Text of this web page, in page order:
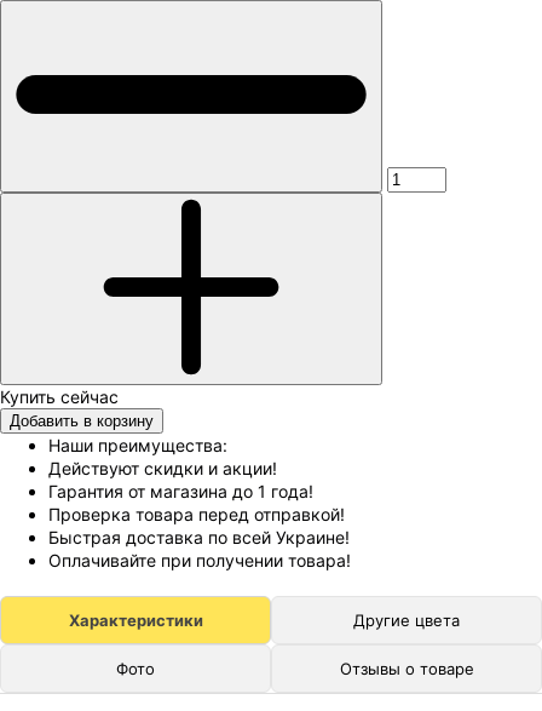
Добавить в корзину
Наши преимущества:
Действуют скидки и акции!
Гарантия от магазина до 1 года!
Проверка товара перед отправкой!
Быстрая доставка по всей Украине!
Оплачивайте при получении товара!
Характеристики Другие цвета
Фото Отзывы о товаре